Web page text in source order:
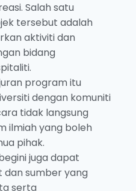
Salah satu
tersebut adalah
aktiviti dan
bidang
program itu
dengan komuniti
tidak langsung
ilmiah yang boleh
pihak.
juga dapat
sumber yang
serta